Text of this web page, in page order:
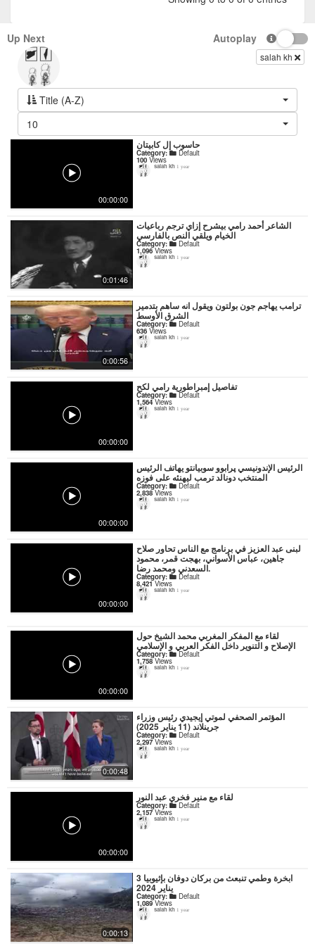
Up Next Autoplay
salah kh
Title (A-Z)
10
00:00:00
حاسوب إل كابيتان
Category: Default
100 Views
salah kh 1 year
0:01:46
‏الشاعر أحمد رامي بيشرح إزاي ترجم رباعيات
الخيام ويلقي النص بالفارسي
Category: Default
1,096Views
salah kh 1 year
0:00:56
ترامب يهاجم جون بولتون ويقول انه ساهم بتدمير
الشرق الأوسط
Category: Default
636 Views
salah kh 1 year
00:00:00
تفاصيل إمبراطورية رامي لكح
Category: Default
1,564Views
salah kh 1 year
00:00:00
الرئيس الإندونيسي پرابوو سوبيانتو يهاتف الرئيس
المنتخب دونالد ترمب ليهنئه على فوزه
Category: Default
2,838Views
salah kh 1 year
00:00:00
لبنى عبد العزيز في برنامج مع الناس تحاور صلاح
جاهين، عباس الأسواني، بهجت قمر، محمود
السعدني ومحمد رضا.
Category: Default
8,421Views
salah kh 1 year
00:00:00
لقاء مع المفكر المغربي محمد الشيخ حول
الإصلاح و التنوير داخل الفكر العربي و الإسلامي
Category: Default
1,758Views
salah kh 1 year
0:00:48
المؤتمر الصحفي لموتي إيجيدي رئيس وزراء
جرينلاند (11 يناير 2025)
Category: Default
2,297Views
salah kh 1 year
00:00:00
لقاء مع منير فخري عبد النور
Category: Default
2,157Views
salah kh 1 year
0:00:13
ابخرة وطمي تنبعث من بركان دوفان بإثيوبيا 3
يناير 2024
Category: Default
1,089Views
salah kh 1 year